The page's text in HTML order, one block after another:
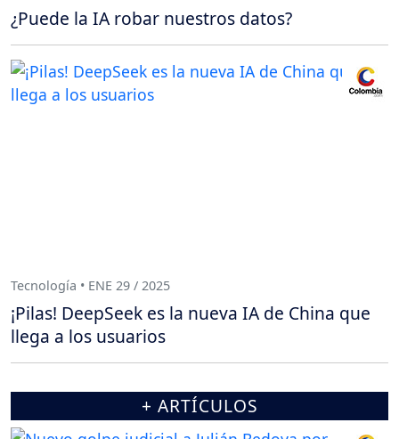
¿Puede la IA robar nuestros datos?
Tecnología • ENE 29 / 2025
¡Pilas! DeepSeek es la nueva IA de China que
llega a los usuarios
+ ARTÍCULOS